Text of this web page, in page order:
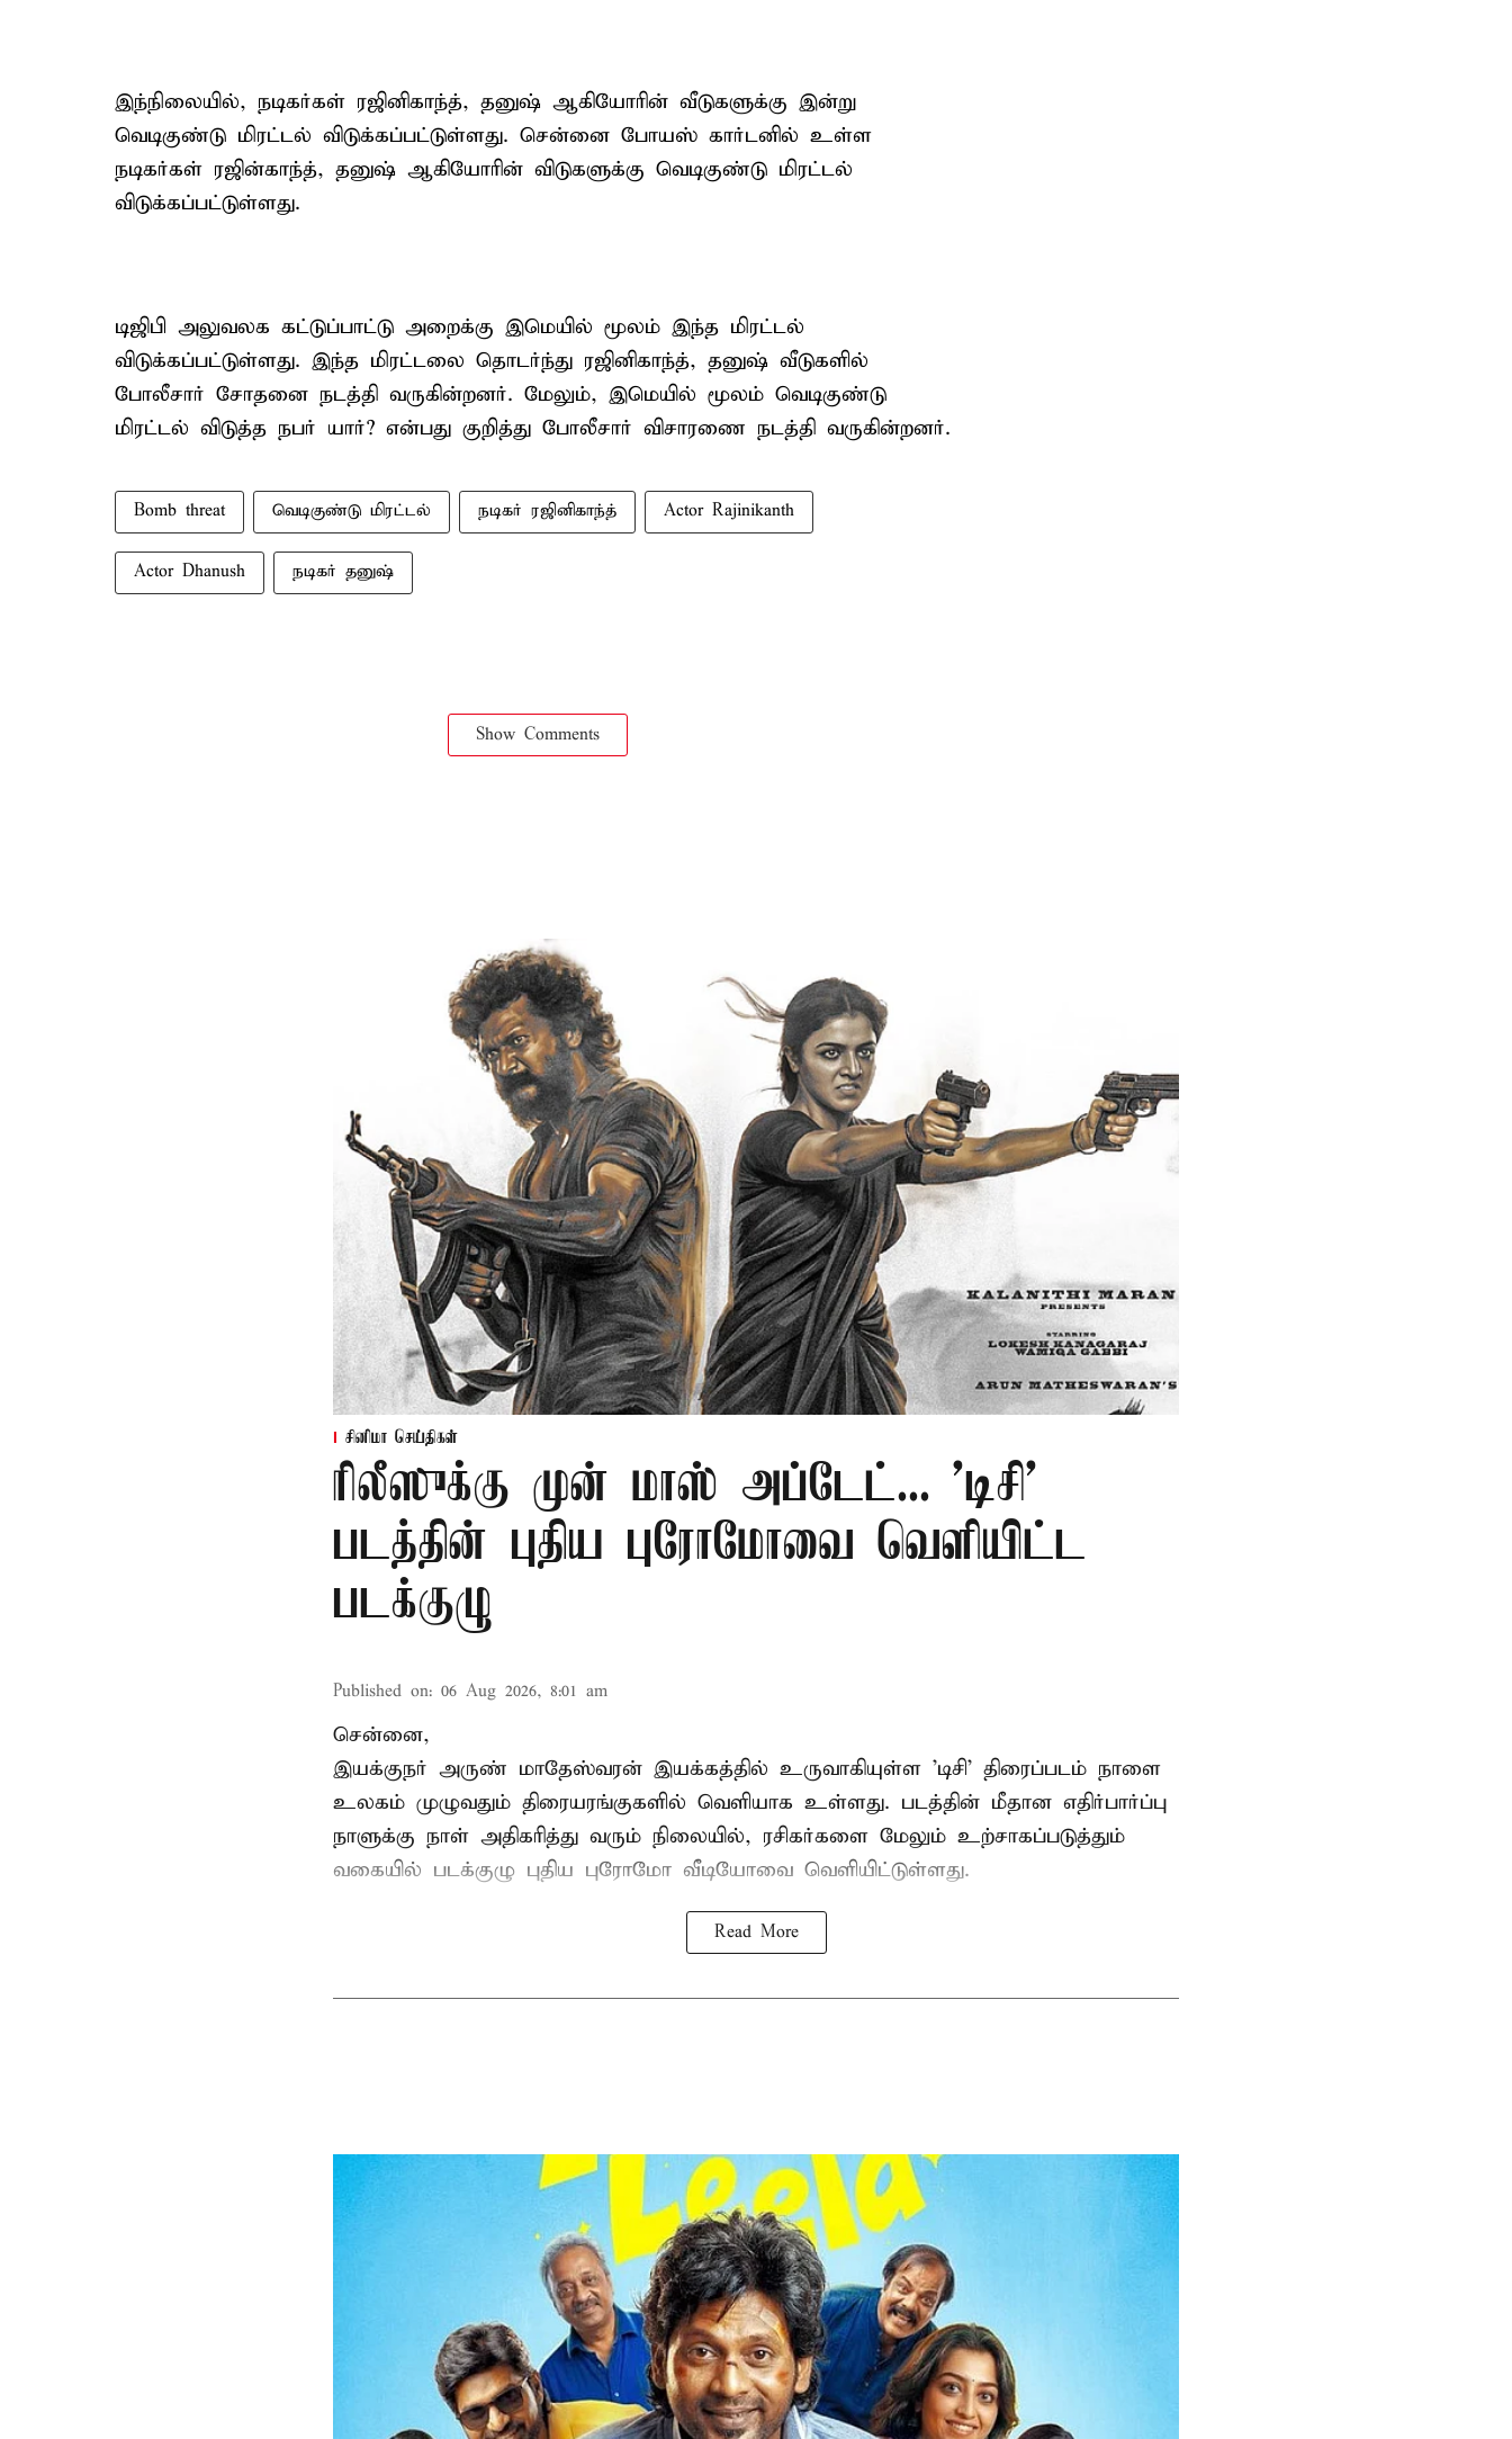
இந்நிலையில், நடிகர்கள் ரஜினிகாந்த், தனுஷ் ஆகியோரின் வீடுகளுக்கு இன்று
வெடிகுண்டு மிரட்டல் விடுக்கப்பட்டுள்ளது. சென்னை போயஸ் கார்டனில் உள்ள
நடிகர்கள் ரஜின்காந்த், தனுஷ் ஆகியோரின் விடுகளுக்கு வெடிகுண்டு மிரட்டல்
விடுக்கப்பட்டுள்ளது.
டிஜிபி அலுவலக கட்டுப்பாட்டு அறைக்கு இமெயில் மூலம் இந்த மிரட்டல்
விடுக்கப்பட்டுள்ளது. இந்த மிரட்டலை தொடர்ந்து ரஜினிகாந்த், தனுஷ் வீடுகளில்
போலீசார் சோதனை நடத்தி வருகின்றனர். மேலும், இமெயில் மூலம் வெடிகுண்டு
மிரட்டல் விடுத்த நபர் யார்? என்பது குறித்து போலீசார் விசாரணை நடத்தி வருகின்றனர்.
Bomb threat வெடிகுண்டு மிரட்டல் நடிகர் ரஜினிகாந்த் Actor Rajinikanth
Actor Dhanush நடிகர் தனுஷ்
Show Comments
சினிமா செய்திகள்
ரிலீஸுக்கு முன் மாஸ் அப்டேட்... 'டிசி'
படத்தின் புதிய புரோமோவை வெளியிட்ட
படக்குழு
Published on: 06 Aug 2026, 8:01 am
சென்னை,
இயக்குநர் அருண் மாதேஸ்வரன் இயக்கத்தில் உருவாகியுள்ள 'டிசி' திரைப்படம் நாளை
உலகம் முழுவதும் திரையரங்குகளில் வெளியாக உள்ளது. படத்தின் மீதான எதிர்பார்ப்பு
நாளுக்கு நாள் அதிகரித்து வரும் நிலையில், ரசிகர்களை மேலும் உற்சாகப்படுத்தும்
வகையில் படக்குழு புதிய புரோமோ வீடியோவை வெளியிட்டுள்ளது.
Read More